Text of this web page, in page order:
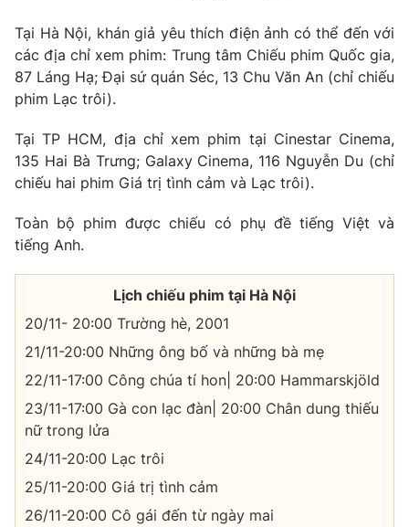
thông tin từ website này.
Tại Hà Nội, khán giả yêu thích điện ảnh có thể đến với
các địa chỉ xem phim: Trung tâm Chiếu phim Quốc gia,
87 Láng Hạ; Đại sứ quán Séc, 13 Chu Văn An (chỉ chiếu
phim Lạc trôi).
Tại TP HCM, địa chỉ xem phim tại Cinestar Cinema,
135 Hai Bà Trưng; Galaxy Cinema, 116 Nguyễn Du (chỉ
chiếu hai phim Giá trị tình cảm và Lạc trôi).
Toàn bộ phim được chiếu có phụ đề tiếng Việt và
tiếng Anh.
Lịch chiếu phim tại Hà Nội
20/11- 20:00 Trường hè, 2001
21/11-20:00 Những ông bố và những bà mẹ
22/11-17:00 Công chúa tí hon| 20:00 Hammarskjöld
23/11-17:00 Gà con lạc đàn| 20:00 Chân dung thiếu
nữ trong lửa
24/11-20:00 Lạc trôi
25/11-20:00 Giá trị tình cảm
26/11-20:00 Cô gái đến từ ngày mai